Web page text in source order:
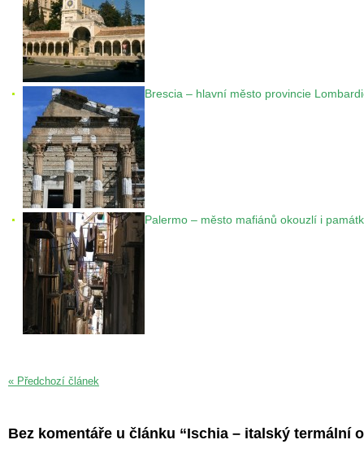
Brescia – hlavní město provincie
Palermo – město mafiánů okouzlí i
« Předchozí článek
Bez komentáře u článku “Ischia – italský termální